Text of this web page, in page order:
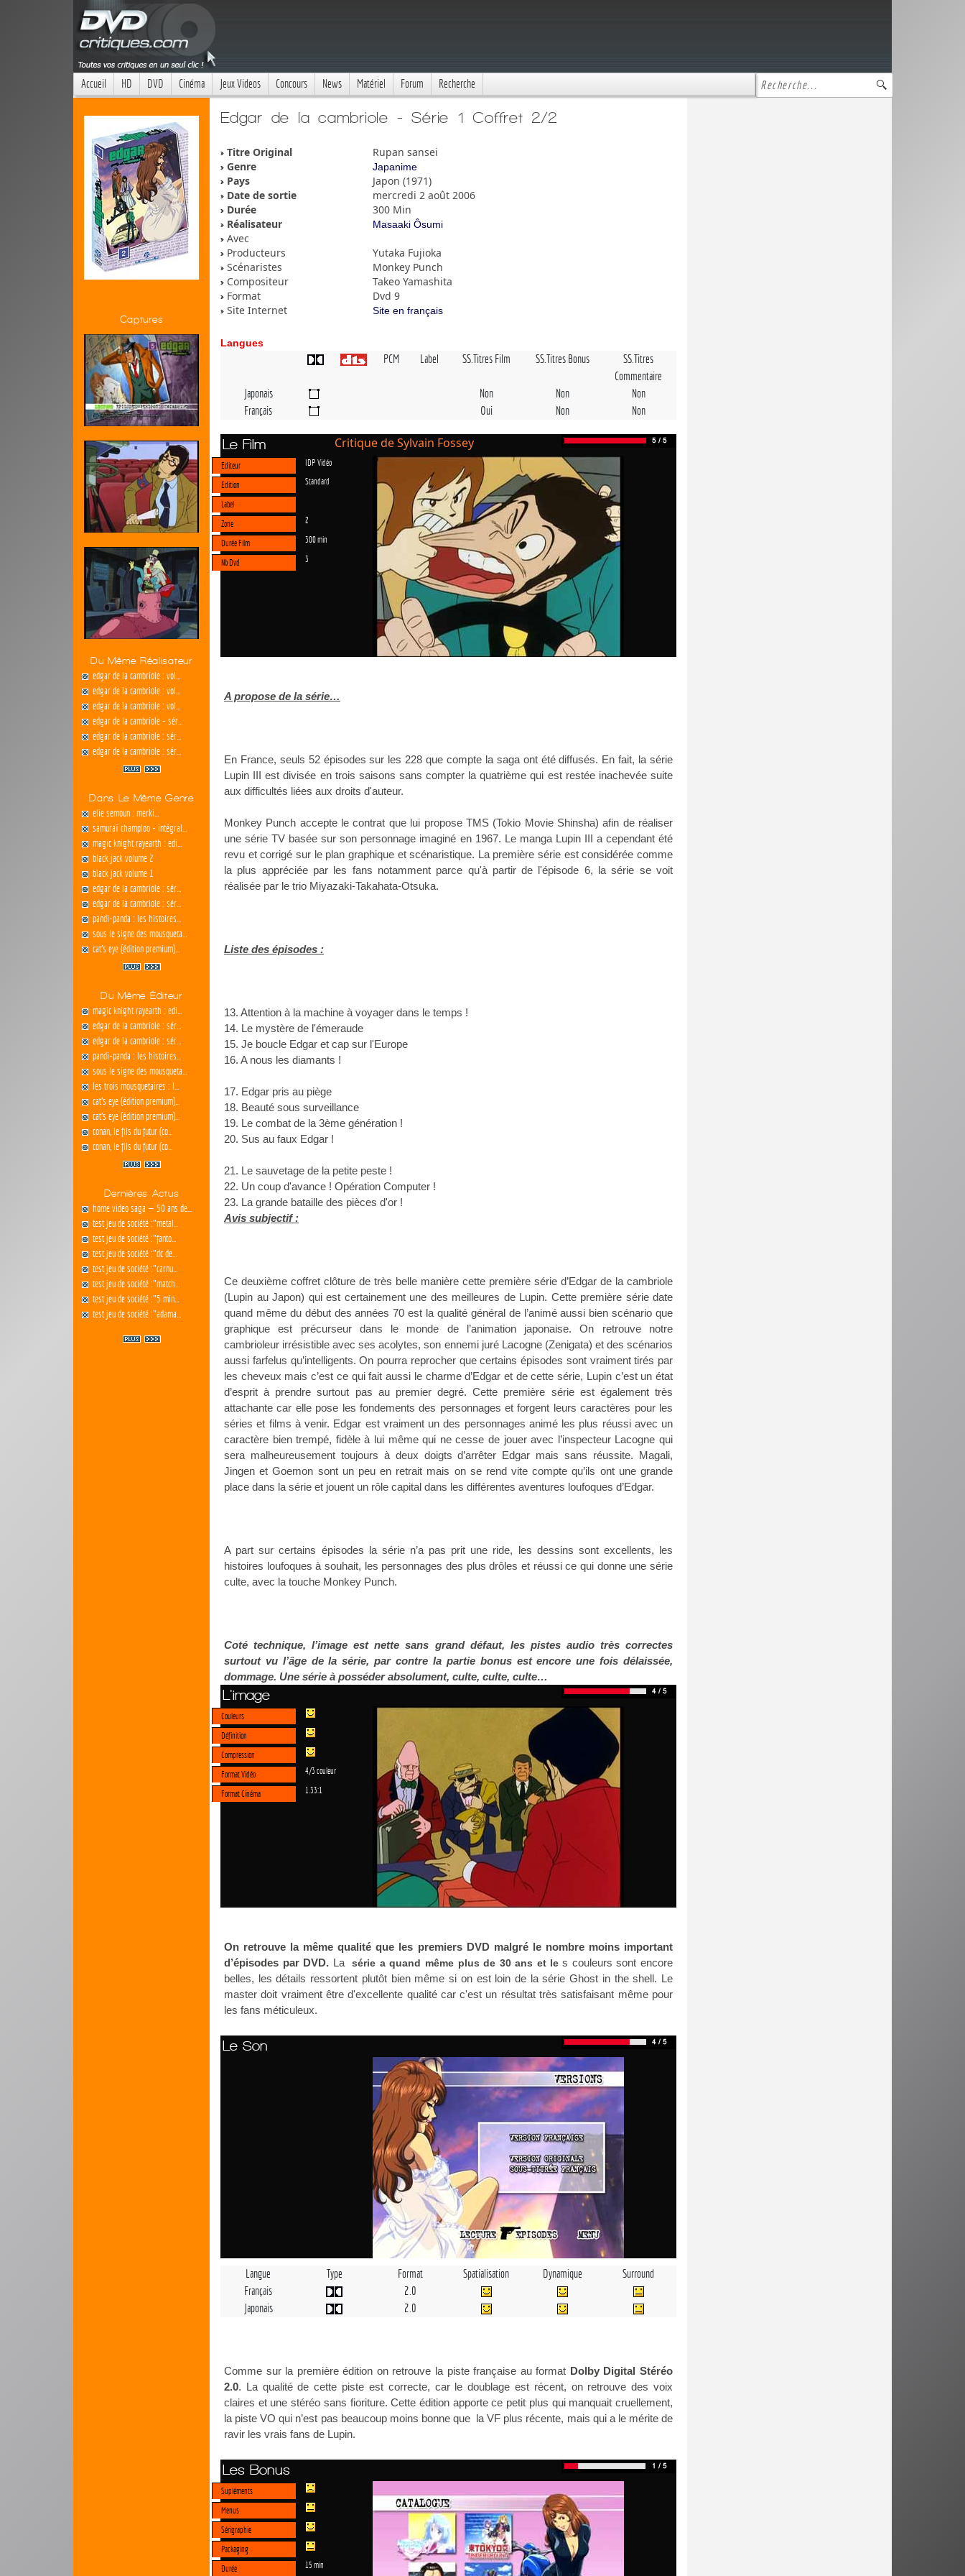
Accueil HD DVD Cinéma Jeux Videos Concours News Matériel Forum Recherche
Captures
Du Même Réalisateur
edgar de la cambriole : vol...
edgar de la cambriole : vol...
edgar de la cambriole : vol...
edgar de la cambriole - sér...
edgar de la cambriole : sér...
edgar de la cambriole : sér...
Dans Le Même Genre
elie semoun : merki...
samuraï champloo - intégral...
magic knight rayearth : edi...
black jack volume 2
black jack volume 1
edgar de la cambriole : sér...
edgar de la cambriole : sér...
pandi-panda : les histoires...
sous le signe des mousqueta...
cat's eye (édition premium)...
Du Même Éditeur
magic knight rayearth : edi...
edgar de la cambriole : sér...
edgar de la cambriole : sér...
pandi-panda : les histoires...
sous le signe des mousqueta...
les trois mousquetaires : l...
cat's eye (édition premium)...
cat's eye (édition premium)...
conan, le fils du futur (co...
conan, le fils du futur (co...
Dernières Actus
home video saga — 50 ans de...
test jeu de société :"metal...
test jeu de société :"fanto...
test jeu de société :"dc de...
test jeu de société :"carnu...
test jeu de société :"match...
test jeu de société :"5 min...
test jeu de société :"adama...
Edgar de la cambriole - Série 1 Coffret 2/2
Titre Original
Rupan sansei
Genre
Japanime
Pays
Japon (1971)
Date de sortie
mercredi 2 août 2006
Durée
300 Min
Réalisateur
Masaaki Ôsumi
Avec
Producteurs
Yutaka Fujioka
Scénaristes
Monkey Punch
Compositeur
Takeo Yamashita
Format
Dvd 9
Site Internet
Site en français
Langues
PCM Label SS.Titres Film SS.Titres Bonus
SS.Titres
Commentaire
Japonais
Non Non
Non
Français
Oui Non Non
Le Film Critique de Sylvain Fossey
Editeur IDP Vidéo
Edition Standard
Label
Zone
2
Durée Film 300 min
Nb Dvd 3
A propose de la série…
En France, seuls 52 épisodes sur les 228 que compte la saga ont été diffusés. En fait, la série
Lupin III est divisée en trois saisons sans compter la quatrième qui est restée inachevée suite
aux difficultés liées aux droits d'auteur.
Monkey Punch accepte le contrat que lui propose TMS (Tokio Movie Shinsha) afin de réaliser
une série TV basée sur son personnage imaginé en 1967. Le manga Lupin III a cependant été
revu et corrigé sur le plan graphique et scénaristique. La première série est considérée comme
la plus appréciée par les fans notamment parce qu'à partir de l'épisode 6, la série se voit
réalisée par le trio Miyazaki-Takahata-Otsuka.
Liste des épisodes :
13. Attention à la machine à voyager dans le temps !
14. Le mystère de l'émeraude
15. Je boucle Edgar et cap sur l'Europe
16. A nous les diamants !
17. Edgar pris au piège
18. Beauté sous surveillance
19. Le combat de la 3ème génération !
20. Sus au faux Edgar !
21. Le sauvetage de la petite peste !
22. Un coup d'avance ! Opération Computer !
23. La grande bataille des pièces d'or !
Avis subjectif :
Ce deuxième coffret clôture de très belle manière cette première série d’Edgar de la cambriole
(Lupin au Japon) qui est certainement une des meilleures de Lupin. Cette première série date
quand même du début des années 70 est la qualité général de l’animé aussi bien scénario que
graphique est précurseur dans le monde de l’animation japonaise. On retrouve notre
cambrioleur irrésistible avec ses acolytes, son ennemi juré Lacogne (Zenigata) et des scénarios
aussi farfelus qu’intelligents. On pourra reprocher que certains épisodes sont vraiment tirés par
les cheveux mais c’est ce qui fait aussi le charme d’Edgar et de cette série, Lupin c’est un état
d’esprit à prendre surtout pas au premier degré. Cette première série est également très
attachante car elle pose les fondements des personnages et forgent leurs caractères pour les
séries et films à venir. Edgar est vraiment un des personnages animé les plus réussi avec un
caractère bien trempé, fidèle à lui même qui ne cesse de jouer avec l’inspecteur Lacogne qui
sera malheureusement toujours à deux doigts d’arrêter Edgar mais sans réussite. Magali,
Jingen et Goemon sont un peu en retrait mais on se rend vite compte qu’ils ont une grande
place dans la série et jouent un rôle capital dans les différentes aventures loufoques d’Edgar.
A part sur certains épisodes la série n’a pas prit une ride, les dessins sont excellents, les
histoires loufoques à souhait, les personnages des plus drôles et réussi ce qui donne une série
culte, avec la touche Monkey Punch.
Coté technique, l’image est nette sans grand défaut, les pistes audio très correctes
surtout vu l’âge de la série, par contre la partie bonus est encore une fois délaissée,
dommage. Une série à posséder absolument, culte, culte, culte…
L'image
Couleurs
Définition
Compression
Format Vidéo
4/3 couleur
Format Cinéma 1.33:1
On retrouve la même qualité que les premiers DVD malgré le nombre moins important
d’épisodes par DVD. La série a quand même plus de 30 ans et le s couleurs sont encore
belles, les détails ressortent plutôt bien même si on est loin de la série Ghost in the shell. Le
master doit vraiment être d'excellente qualité car c'est un résultat très satisfaisant même pour
les fans méticuleux.
Le Son
Langue Type Format Spatialisation Dynamique
Surround
Français
2.0
Japonais
2.0
Comme sur la première édition on retrouve la piste française au format Dolby Digital Stéréo
2.0. La qualité de cette piste est correcte, car le doublage est récent, on retrouve des voix
claires et une stéréo sans fioriture. Cette édition apporte ce petit plus qui manquait cruellement,
la piste VO qui n’est pas beaucoup moins bonne que la VF plus récente, mais qui a le mérite de
ravir les vrais fans de Lupin.
Les Bonus
Supléments
Menus
Sérigraphie
Packaging
Durée
15 min